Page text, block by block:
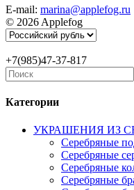
E-mail: marina@applefog.ru
© 2026 Applefog
+7(985)47-37-817
Категории
УКРАШЕНИЯ ИЗ
Серебряные
Серебряные
Серебряные
Серебряные